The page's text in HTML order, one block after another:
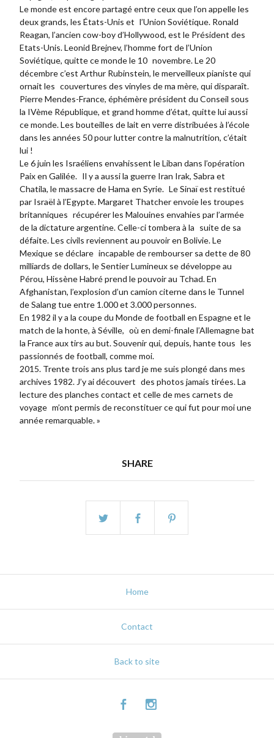
Le monde est encore partagé entre ceux que l’on appelle les
deux grands, les États-Unis et l’Union Soviétique. Ronald
Reagan, l’ancien cow-boy d’Hollywood, est le Président des
Etats-Unis. Leonid Brejnev, l’homme fort de l’Union
Soviétique, quitte ce monde le 10 novembre. Le 20
décembre c’est Arthur Rubinstein, le merveilleux pianiste qui
ornait les couvertures des vinyles de ma mère, qui disparaît.
Pierre Mendes-France, éphémère président du Conseil sous
la IVème République, et grand homme d’état, quitte lui aussi
ce monde. Les bouteilles de lait en verre distribuées à l’école
dans les années 50 pour lutter contre la malnutrition, c’était
lui !
Le 6 juin les Israéliens envahissent le Liban dans l’opération
Paix en Galilée. Il y a aussi la guerre Iran Irak, Sabra et
Chatila, le massacre de Hama en Syrie. Le Sinaï est restitué
par Israël à l’Egypte. Margaret Thatcher envoie les troupes
britanniques récupérer les Malouines envahies par l’armée
de la dictature argentine. Celle-ci tombera à la suite de sa
défaite. Les civils reviennent au pouvoir en Bolivie. Le
Mexique se déclare incapable de rembourser sa dette de 80
milliards de dollars, le Sentier Lumineux se développe au
Pérou, Hissène Habré prend le pouvoir au Tchad. En
Afghanistan, l’explosion d’un camion citerne dans le Tunnel
de Salang tue entre 1.000 et 3.000 personnes.
En 1982 il y a la coupe du Monde de football en Espagne et le
match de la honte, à Séville, où en demi-finale l’Allemagne bat
la France aux tirs au but. Souvenir qui, depuis, hante tous les
passionnés de football, comme moi.
2015. Trente trois ans plus tard je me suis plongé dans mes
archives 1982. J’y ai découvert des photos jamais tirées. La
lecture des planches contact et celle de mes carnets de
voyage m’ont permis de reconstituer ce qui fut pour moi une
année remarquable. »
SHARE
Home
Contact
Back to site